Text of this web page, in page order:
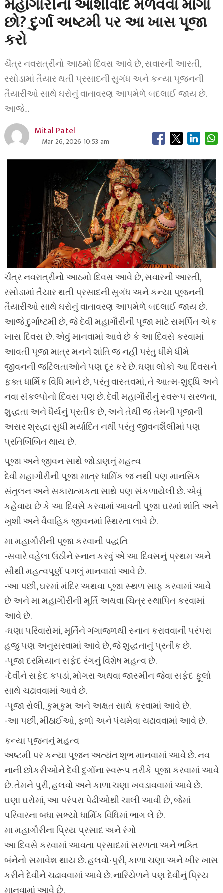
મહાગૌરીના આશીર્વાદ મેળવવા માંગો
છો? દુર્ગા અષ્ટમી પર આ ખાસ પૂજા
કરો
ચૈત્ર નવરાત્રીનો આઠમો દિવસ આવે છે, સવારની આરતી,
રસોડામાં તૈયાર થતી પ્રસાદની સુગંધ અને કન્યા પૂજનની
તૈયારીઓ સાથે ઘરોનું વાતાવરણ આપમેળે બદલાઈ જાય છે.
આજે…
Mital Patel
Mar 26, 2026 10:53 am
ચૈત્ર નવરાત્રીનો આઠમો દિવસ આવે છે, સવારની આરતી,
રસોડામાં તૈયાર થતી પ્રસાદની સુગંધ અને કન્યા પૂજનની
તૈયારીઓ સાથે ઘરોનું વાતાવરણ આપમેળે બદલાઈ જાય છે.
આજે દુર્ગાષ્ટમી છે, જે દેવી મહાગૌરીની પૂજા માટે સમર્પિત એક
ખાસ દિવસ છે. એવું માનવામાં આવે છે કે આ દિવસે કરવામાં
આવતી પૂજા માત્ર મનને શાંતિ જ નહીં પરંતુ ધીમે ધીમે
જીવનની જટિલતાઓને પણ દૂર કરે છે. ઘણા લોકો આ દિવસને
ફક્ત ધાર્મિક વિધિ માને છે, પરંતુ વાસ્તવમાં, તે આત્મ-શુદ્ધિ અને
નવા સંકલ્પોનો દિવસ પણ છે. દેવી મહાગૌરીનું સ્વરૂપ સરળતા,
શુદ્ધતા અને ધૈર્યનું પ્રતીક છે, અને તેથી જ તેમની પૂજાની
અસર શ્રદ્ધા સુધી મર્યાદિત નથી પરંતુ જીવનશૈલીમાં પણ
પ્રતિબિંબિત થાય છે.
પૂજા અને જીવન સાથે જોડાણનું મહત્વ
દેવી મહાગૌરીની પૂજા માત્ર ધાર્મિક જ નથી પણ માનસિક
સંતુલન અને સકારાત્મકતા સાથે પણ સંકળાયેલી છે. એવું
કહેવાય છે કે આ દિવસે કરવામાં આવતી પૂજા ઘરમાં શાંતિ અને
ખુશી અને વૈવાહિક જીવનમાં સ્થિરતા લાવે છે.
મા મહાગૌરીની પૂજા કરવાની પદ્ધતિ
-સવારે વહેલા ઉઠીને સ્નાન કરવું એ આ દિવસનું પ્રથમ અને
સૌથી મહત્વપૂર્ણ પગલું માનવામાં આવે છે.
-આ પછી, ઘરમાં મંદિર અથવા પૂજા સ્થળ સાફ કરવામાં આવે
છે અને મા મહાગૌરીની મૂર્તિ અથવા ચિત્ર સ્થાપિત કરવામાં
આવે છે.
-ઘણા પરિવારોમાં, મૂર્તિને ગંગાજળથી સ્નાન કરાવવાની પરંપરા
હજુ પણ અનુસરવામાં આવે છે, જે શુદ્ધતાનું પ્રતીક છે.
-પૂજા દરમિયાન સફેદ રંગનું વિશેષ મહત્વ છે.
-દેવીને સફેદ કપડાં, મોગરા અથવા જાસ્મીન જેવા સફેદ ફૂલો
સાથે ચઢાવવામાં આવે છે.
-પૂજા રોલી, કુમકુમ અને અક્ષત સાથે કરવામાં આવે છે.
-આ પછી, મીઠાઈઓ, ફળો અને પંચમેવા ચઢાવવામાં આવે છે.
કન્યા પૂજનનું મહત્વ
અષ્ટમી પર કન્યા પૂજન અત્યંત શુભ માનવામાં આવે છે. નવ
નાની છોકરીઓને દેવી દુર્ગાના સ્વરૂપ તરીકે પૂજા કરવામાં આવે
છે. તેમને પુરી, હલવો અને કાળા ચણા ખવડાવવામાં આવે છે.
ઘણા ઘરોમાં, આ પરંપરા પેઢીઓથી ચાલી આવી છે, જેમાં
પરિવારના બધા સભ્યો ધાર્મિક વિધિમાં ભાગ લે છે.
મા મહાગૌરીના પ્રિય પ્રસાદ અને રંગો
આ દિવસે કરવામાં આવતા પ્રસાદમાં સરળતા અને ભક્તિ
બંનેનો સમાવેશ થાય છે. હલવો-પુરી, કાળા ચણા અને ખીર ખાસ
કરીને દેવીને ચઢાવવામાં આવે છે. નારિયેળને પણ દેવીનું પ્રિય